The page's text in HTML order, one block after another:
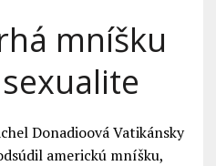
mníšku
Donadioová Vatikánsky
americkú mníšku,